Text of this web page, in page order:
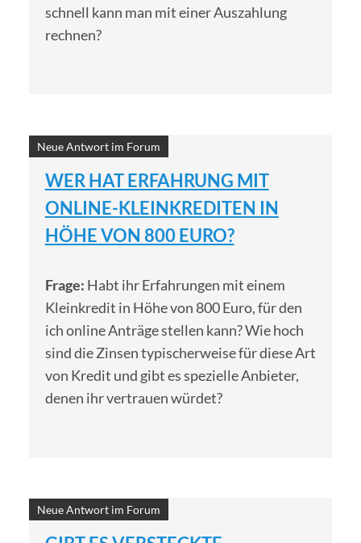
schnell kann man mit einer Auszahlung
rechnen?
Neue Antwort im Forum
WER HAT ERFAHRUNG MIT
ONLINE-KLEINKREDITEN IN
HÖHE VON 800 EURO?
Frage: Habt ihr Erfahrungen mit einem
Kleinkredit in Höhe von 800 Euro, für den
ich online Anträge stellen kann? Wie hoch
sind die Zinsen typischerweise für diese Art
von Kredit und gibt es spezielle Anbieter,
denen ihr vertrauen würdet?
Neue Antwort im Forum